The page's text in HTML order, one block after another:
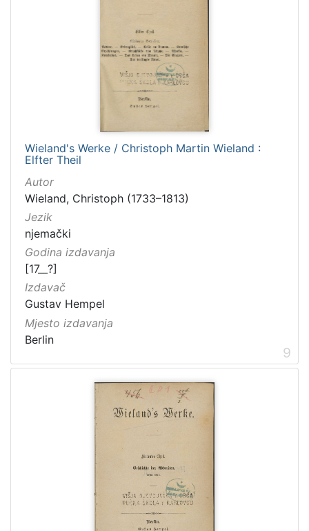
Wieland's Werke / Christoph Martin Wieland :
Elfter Theil
Autor
Wieland, Christoph (1733–1813)
Jezik
njemački
Godina izdavanja
[17__?]
Izdavač
Gustav Hempel
Mjesto izdavanja
Berlin
9